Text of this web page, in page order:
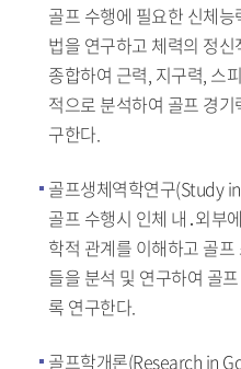
골프 수행에 필요한 신체
법을 연구하고 체력의 정
종합하여 근력, 지구력, 스
적으로 분석하여 골프 경
구한다.
골프생체역학연구(Study
골프 수행시 인체 내․외부
학적 관계를 이해하고 골
들을 분석 및 연구하여 골
록 연구한다.
골프학개론(Research in